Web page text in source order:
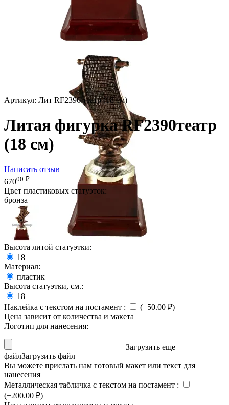
Артикул: Лит RF2390 театр (18 см)
Литая фигурка RF2390театр
(18 см)
Написать отзыв
67000 ₽
Цвет пластиковых статуэток:
бронза
Высота литой статуэтки:
18
Материал:
пластик
Высота статуэтки, см.:
18
Наклейка с текстом на постамент : (+50.00 ₽)
Цена зависит от количества и макета
Логотип для нанесения:
Загрузить еще
файлЗагрузить файл
Вы можете прислать нам готовый макет или текст для
нанесения
Металлическая табличка с текстом на постамент :
(+200.00 ₽)